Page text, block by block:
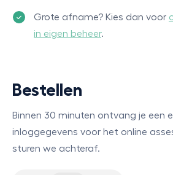
Grote afname? Kies dan voor
in eigen beheer.
Bestellen
Binnen 30 minuten ontvang je een
inloggegevens voor het online
sturen we achteraf.